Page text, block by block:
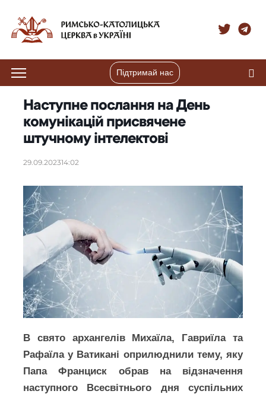
Підтримай нас
Наступне послання на День
комунікацій присвячене
штучному інтелектові
29.09.202314:02
В свято архангелів Михаїла, Гавриїла та
Рафаїла у Ватикані оприлюднили тему, яку
Папа Франциск обрав на відзначення
наступного Всесвітнього дня суспільних